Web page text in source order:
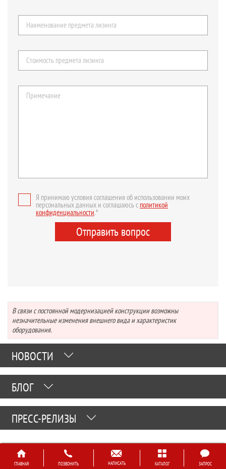
Я принимаю условия соглашения об использовании моих
персональных данных и соглашаюсь сполитикой
конфиденциальности.*
Отправить вопрос
В связи с постоянной модернизацией конструкции возможны
незначительные изменения внешнего вида и характеристик
оборудования.
НОВОСТИ
БЛОГ
ПРЕСС-РЕЛИЗЫ
ГЛАВНАЯ ПОЗВОНИТЬ НАПИСАТЬ КАТАЛОГ ЗАПРОС